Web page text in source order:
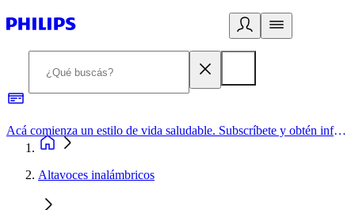
Acá comienza un estilo de vida saludable. Subscríbete y obtén información de primera mano
Altavoces inalámbricos